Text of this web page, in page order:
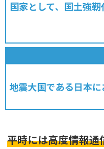
国家として、国土強
地震大国である日本
平時には高度情報